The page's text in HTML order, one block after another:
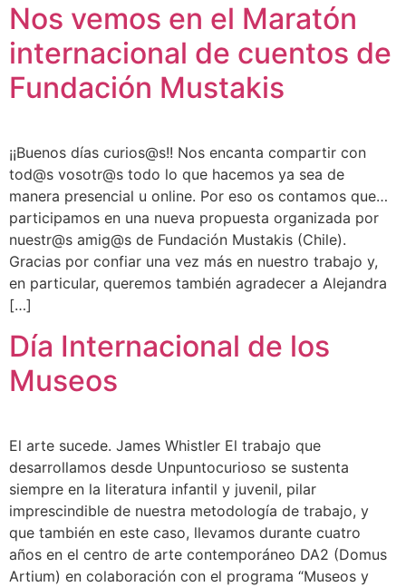
Nos vemos en el Maratón
internacional de cuentos de
Fundación Mustakis
¡¡Buenos días curios@s!! Nos encanta compartir con
tod@s vosotr@s todo lo que hacemos ya sea de
manera presencial u online. Por eso os contamos que…
participamos en una nueva propuesta organizada por
nuestr@s amig@s de Fundación Mustakis (Chile).
Gracias por confiar una vez más en nuestro trabajo y,
en particular, queremos también agradecer a Alejandra
[…]
Día Internacional de los
Museos
El arte sucede. James Whistler El trabajo que
desarrollamos desde Unpuntocurioso se sustenta
siempre en la literatura infantil y juvenil, pilar
imprescindible de nuestra metodología de trabajo, y
que también en este caso, llevamos durante cuatro
años en el centro de arte contemporáneo DA2 (Domus
Artium) en colaboración con el programa “Museos y